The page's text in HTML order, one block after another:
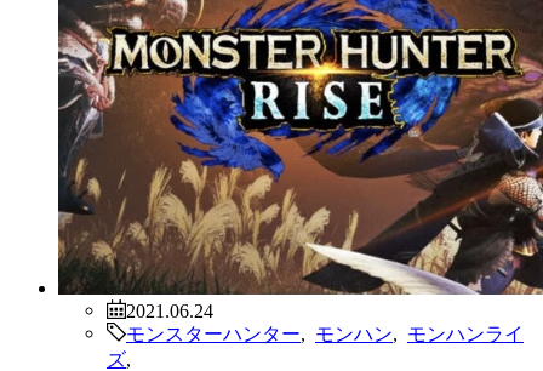
2021.06.24
モンスターハンター
モンハン
モンハンライ
ズ